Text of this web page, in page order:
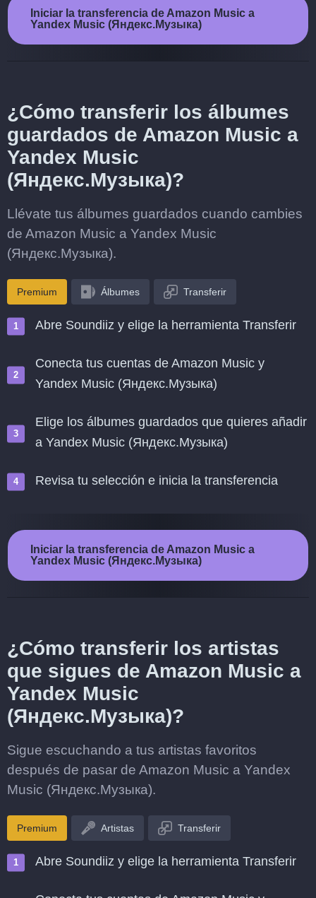
Iniciar la transferencia de Amazon Music a
Yandex Music (Яндекс.Музыка)
¿Cómo transferir los álbumes
guardados de Amazon Music a
Yandex Music
(Яндекс.Музыка)?
Llévate tus álbumes guardados cuando cambies
de Amazon Music a Yandex Music
(Яндекс.Музыка).
Premium Álbumes Transferir
Abre Soundiiz y elige la herramienta Transferir
Conecta tus cuentas de Amazon Music y
Yandex Music (Яндекс.Музыка)
Elige los álbumes guardados que quieres añadir
a Yandex Music (Яндекс.Музыка)
Revisa tu selección e inicia la transferencia
Iniciar la transferencia de Amazon Music a
Yandex Music (Яндекс.Музыка)
¿Cómo transferir los artistas
que sigues de Amazon Music a
Yandex Music
(Яндекс.Музыка)?
Sigue escuchando a tus artistas favoritos
después de pasar de Amazon Music a Yandex
Music (Яндекс.Музыка).
Premium Artistas Transferir
Abre Soundiiz y elige la herramienta Transferir